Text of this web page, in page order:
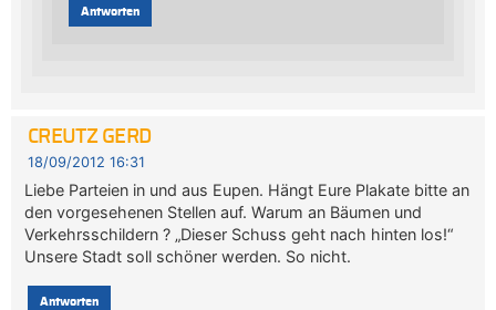
Antworten
CREUTZ GERD
18/09/2012 16:31
Liebe Parteien in und aus Eupen. Hängt Eure Plakate bitte an
den vorgesehenen Stellen auf. Warum an Bäumen und
Verkehrsschildern ? „Dieser Schuss geht nach hinten los!“
Unsere Stadt soll schöner werden. So nicht.
Antworten